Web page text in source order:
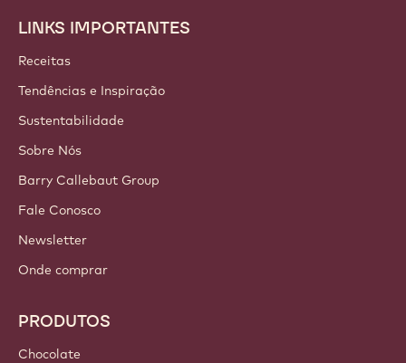
Footer
Callebaut
LINKS IMPORTANTES
Receitas
Tendências e Inspiração
Sustentabilidade
Sobre Nós
Barry Callebaut Group
Fale Conosco
Newsletter
Onde comprar
PRODUTOS
Chocolate